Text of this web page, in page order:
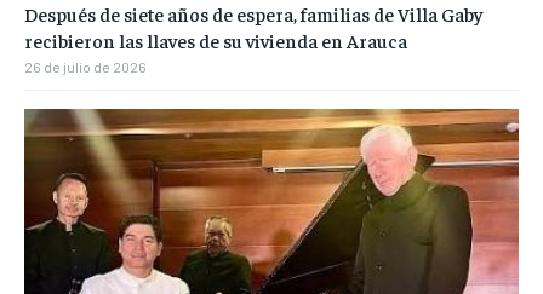
Después de siete años de espera, familias de Villa Gaby
recibieron las llaves de su vivienda en Arauca
26 de julio de 2026